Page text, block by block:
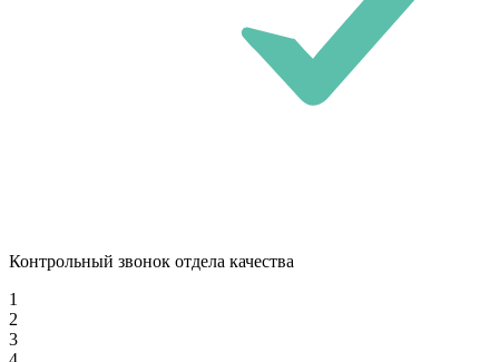
Контрольный звонок отдела качества
1
2
3